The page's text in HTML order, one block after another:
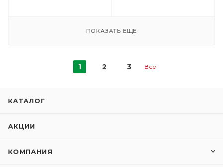
ПОКАЗАТЬ ЕЩЕ
1 2 3 Все
КАТАЛОГ
АКЦИИ
КОМПАНИЯ